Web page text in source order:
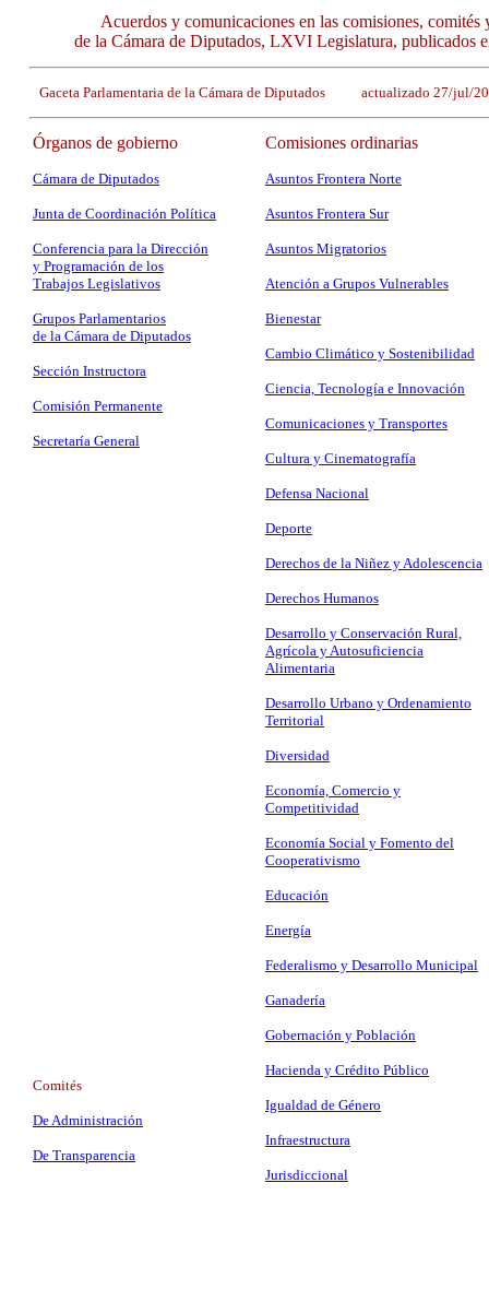
Acuerdos y comunicaciones en las comisiones, comités
de la Cámara de Diputados, LXVI Legislatura, publicados
Gaceta Parlamentaria de la Cámara de Diputados actualizado 27/jul/
Órganos de gobierno
Cámara de Diputados
Junta de Coordinación Política
Conferencia para la Dirección
y Programación de los
Trabajos Legislativos
Grupos Parlamentarios
de la Cámara de Diputados
Sección Instructora
Comisión Permanente
Secretaría General
Comités
De Administración
De Transparencia
Comisiones ordinarias
Asuntos Frontera Norte
Asuntos Frontera Sur
Asuntos Migratorios
Atención a Grupos Vulnerables
Bienestar
Cambio Climático y Sostenibilidad
Ciencia, Tecnología e Innovación
Comunicaciones y Transportes
Cultura y Cinematografía
Defensa Nacional
Deporte
Derechos de la Niñez y Adolescencia
Derechos Humanos
Desarrollo y Conservación Rural,
Agrícola y Autosuficiencia
Alimentaria
Desarrollo Urbano y Ordenamiento
Territorial
Diversidad
Economía, Comercio y
Competitividad
Economía Social y Fomento del
Cooperativismo
Educación
Energía
Federalismo y Desarrollo Municipal
Ganadería
Gobernación y Población
Hacienda y Crédito Público
Igualdad de Género
Infraestructura
Jurisdiccional